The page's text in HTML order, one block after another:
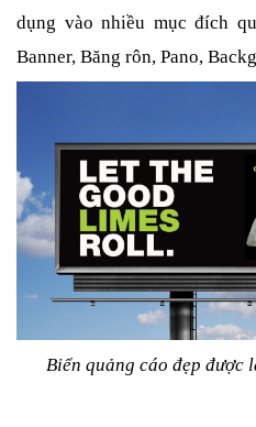
dụng vào nhiều mục đích
Banner, Băng rôn, Pano,
Biển quảng cáo đẹp được